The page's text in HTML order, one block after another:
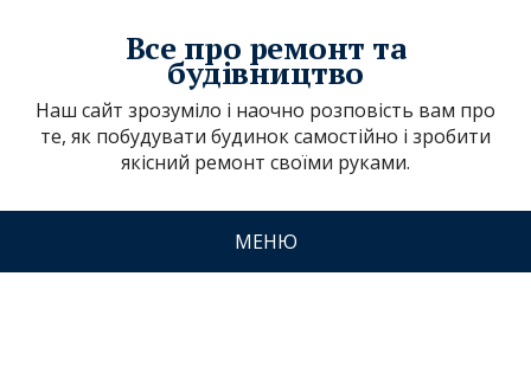
Все про ремонт та
будівництво
Наш сайт зрозуміло і наочно розповість вам про
те, як побудувати будинок самостійно і зробити
якісний ремонт своїми руками.
МЕНЮ